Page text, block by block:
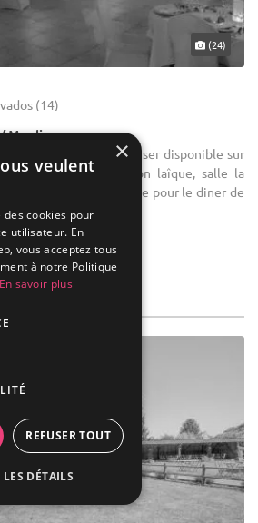
(24)
(14)
Moulin
: Mobilier actualiser disponible sur
pour votre réception laîque, salle la
salle la minoterie pour le diner de
×
veulent
cookies pour
utilisateur. En
vous acceptez tous
à notre Politique
En savoir plus
REFUSER TOUT
DÉTAILS